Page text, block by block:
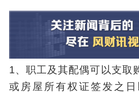
1、职工及其配偶可以支取
或房屋所有权证签发之